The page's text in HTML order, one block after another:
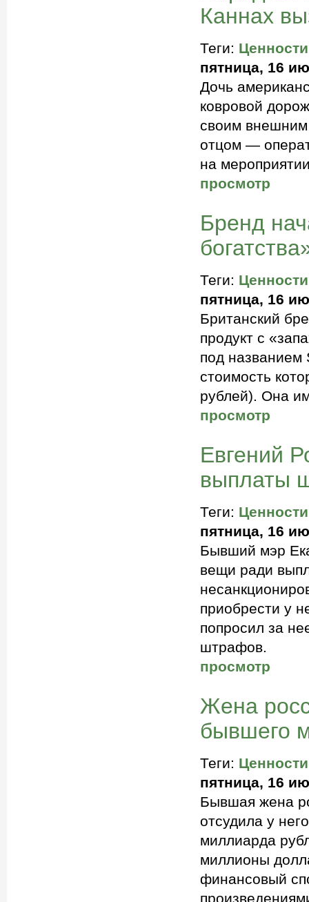
Каннах
Теги: Ценности
пятница, 16
Дочь
ковровой
своим внешним
отцом —
на
просмотр
Бренд
Теги: Ценности
пятница, 16
Британский
продукт с
под названием
стоимость
рублей). Она
просмотр
Евгений
выплаты
Теги: Ценности
пятница, 16
Бывший мэр
вещи ради
приобрести у
попросил за
штрафов.
просмотр
Жена
бывшего
Теги: Ценности
пятница, 16
Бывшая жена
отсудила у
миллиарда
миллионы
финансовый